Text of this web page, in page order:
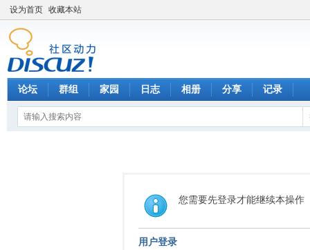
设为首页 收藏本站
论坛 群组 家园 日志 相册 分享 记录
您需要先登录才能继续本操作
用户登录